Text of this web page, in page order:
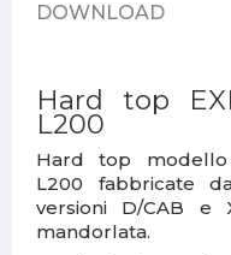
DOWNLOAD
Hard top
L200
Hard top modello
L200 fabbricate
versioni D/CAB e
mandorlata.